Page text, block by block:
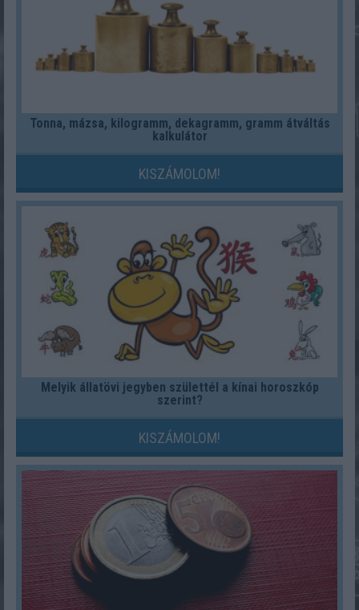
Tonna, mázsa, kilogramm, dekagramm, gramm átváltás
kalkulátor
KISZÁMOLOM!
Melyik állatövi jegyben születtél a kínai horoszkóp
szerint?
KISZÁMOLOM!